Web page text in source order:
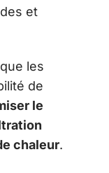
et
les
de
le
chaleur.